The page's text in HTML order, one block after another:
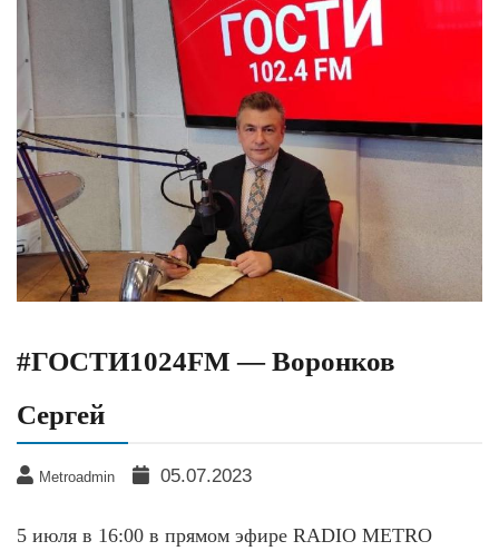
#ГОСТИ1024FM — Воронков
Сергей
Metroadmin 05.07.2023
5 июля в 16:00 в прямом эфире RADIO METRO